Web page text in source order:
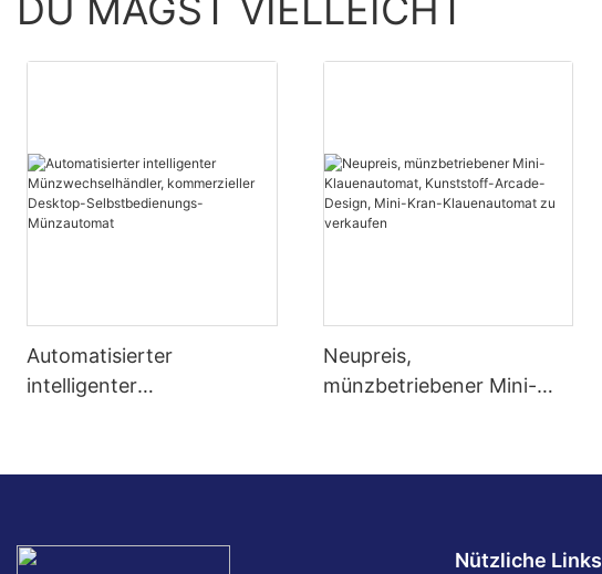
Automatisierter
intelligenter
Selbstbedienungs-
Neupreis,
münzbetriebener Mini-
Design, Mini-Kran-
Nützliche Links